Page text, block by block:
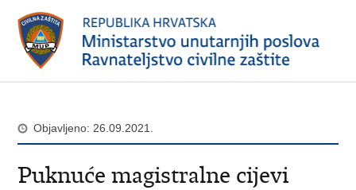
Objavljeno: 26.09.2021.
Puknuće magistralne cijevi